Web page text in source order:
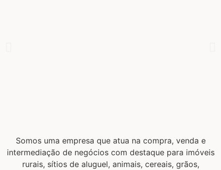
Somos uma empresa que atua na compra, venda e
intermediação de negócios com destaque para imóveis
rurais, sítios de aluguel, animais, cereais, grãos,